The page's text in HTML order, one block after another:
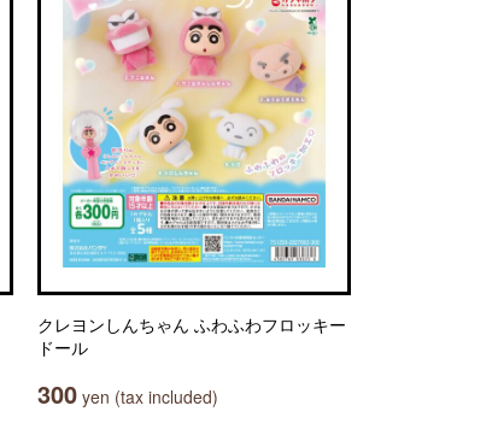
クレヨンしんちゃん ふわふわフロッキー
ドール
300 yen (tax included)